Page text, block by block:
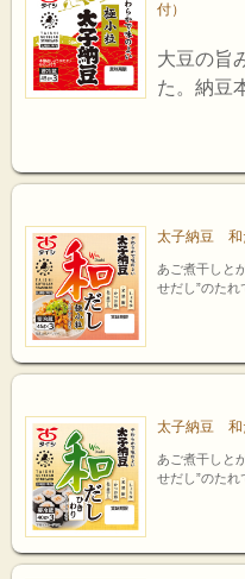
付）
大豆の旨
た。納豆
太子納豆
あご煮干しと
せだし”のたれ
太子納豆 和
あご煮干しと
せだし”のたれ